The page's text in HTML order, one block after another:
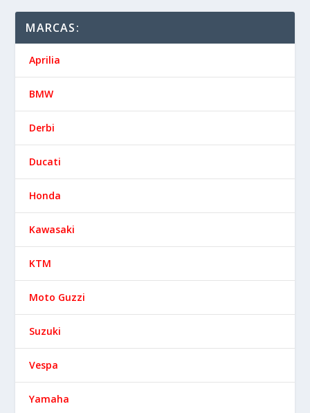
MARCAS:
Aprilia
BMW
Derbi
Ducati
Honda
Kawasaki
KTM
Moto Guzzi
Suzuki
Vespa
Yamaha